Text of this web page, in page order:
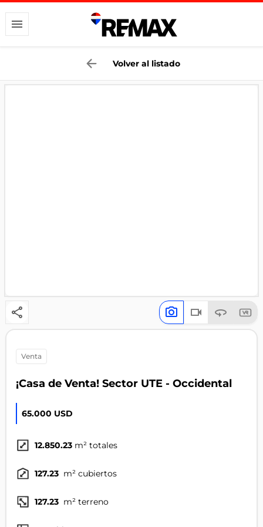
Volver al listado
venta
¡Casa de Venta! Sector UTE - Occidental
65.000 USD
12.850.23 m² totales
127.23 m² cubiertos
127.23 m² terreno